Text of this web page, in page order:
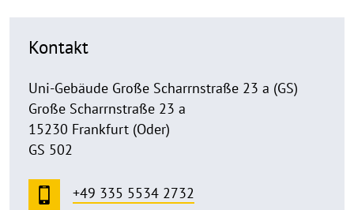
Kontakt
Uni-Gebäude Große Scharrnstraße 23 a (GS)
Große Scharrnstraße 23 a
15230 Frankfurt (Oder)
GS 502
+49 335 5534 2732